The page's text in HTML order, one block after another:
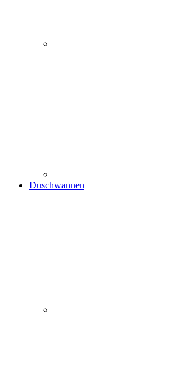
Duschwannen